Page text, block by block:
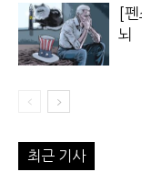
[
뇌
최근 기사